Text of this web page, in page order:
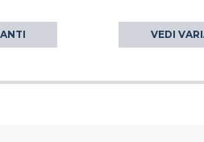
VEDI